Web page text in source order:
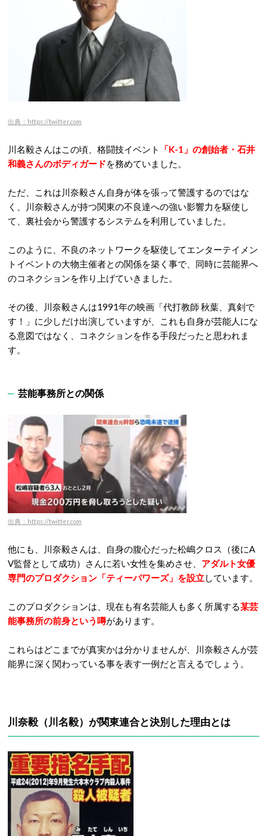
出典：https://twitter.com
川名毅さんはこの頃、格闘技イベント
「K-1」の創始者・石井
和義さんのボディガードを務めていました。
ただ、これは川奈毅さん自身が体を張って警護するのではな
く、川奈毅さんが持つ関東の不良達への強い影響力を駆使し
て、裏社会から警護するシステムを利用していました。
このように、不良のネットワークを駆使してエンターテイメン
トイベントの大物主催者との関係を築く事で、同時に芸能界へ
のコネクションを作り上げていきました。
その後、川奈毅さんは1991年の映画「代打教師 秋葉、真剣で
す！」に少しだけ出演していますが、これも自身が芸能人にな
る意図ではなく、コネクションを作る手段だったと思われま
す。
芸能事務所との関係
出典：https://twitter.com
他にも、川奈毅さんは、自身の腹心だった松嶋クロス（後にA
V監督として成功）さんに若い女性を集めさせ、 アダルト女優
専門のプロダクション「ティーパワーズ」を設立しています。
このプロダクションは、現在も有名芸能人も多く所属する某芸
能事務所の前身という噂があります。
これらはどこまでが真実かは分かりませんが、川奈毅さんが芸
能界に深く関わっている事を表す一例だと言えるでしょう。
川奈毅（川名毅）が関東連合と決別した理由とは